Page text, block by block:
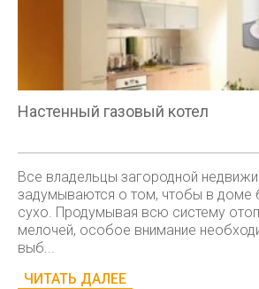
Настенный газовый котел
Все владельцы загородной
задумываются о том, чтобы в доме
сухо. Продумывая всю систему
мелочей, особое внимание
выб...
ЧИТАТЬ ДАЛЕЕ